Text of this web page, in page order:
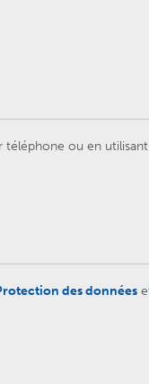
téléphone ou en
des données